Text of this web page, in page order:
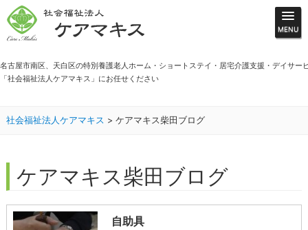
名古屋市南区、天白区の特別養護老人ホーム・ショートステイ・居宅介護支援・デイサー
「社会福祉法人ケアマキス」にお任せください
社会福祉法人ケアマキス > ケアマキス柴田ブログ
ケアマキス柴田ブログ
自助具